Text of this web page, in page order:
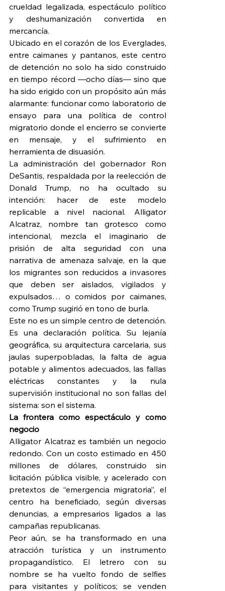
crueldad legalizada, espectáculo político
y deshumanización convertida en
mercancía.
Ubicado en el corazón de los Everglades,
entre caimanes y pantanos, este centro
de detención no solo ha sido construido
en tiempo récord —ocho días— sino que
ha sido erigido con un propósito aún más
alarmante: funcionar como laboratorio de
ensayo para una política de control
migratorio donde el encierro se convierte
en mensaje, y el sufrimiento en
herramienta de disuasión.
La administración del gobernador Ron
DeSantis, respaldada por la reelección de
Donald Trump, no ha ocultado su
intención: hacer de este modelo
replicable a nivel nacional. Alligator
Alcatraz, nombre tan grotesco como
intencional, mezcla el imaginario de
prisión de alta seguridad con una
narrativa de amenaza salvaje, en la que
los migrantes son reducidos a invasores
que deben ser aislados, vigilados y
expulsados… o comidos por caimanes,
como Trump sugirió en tono de burla.
Este no es un simple centro de detención.
Es una declaración política. Su lejanía
geográfica, su arquitectura carcelaria, sus
jaulas superpobladas, la falta de agua
potable y alimentos adecuados, las fallas
eléctricas constantes y la nula
supervisión institucional no son fallas del
sistema: son el sistema.
La frontera como espectáculo y como
negocio
Alligator Alcatraz es también un negocio
redondo. Con un costo estimado en 450
millones de dólares, construido sin
licitación pública visible, y acelerado con
pretextos de “emergencia migratoria”, el
centro ha beneficiado, según diversas
denuncias, a empresarios ligados a las
campañas republicanas.
Peor aún, se ha transformado en una
atracción turística y un instrumento
propagandístico. El letrero con su
nombre se ha vuelto fondo de selfies
para visitantes y políticos; se venden